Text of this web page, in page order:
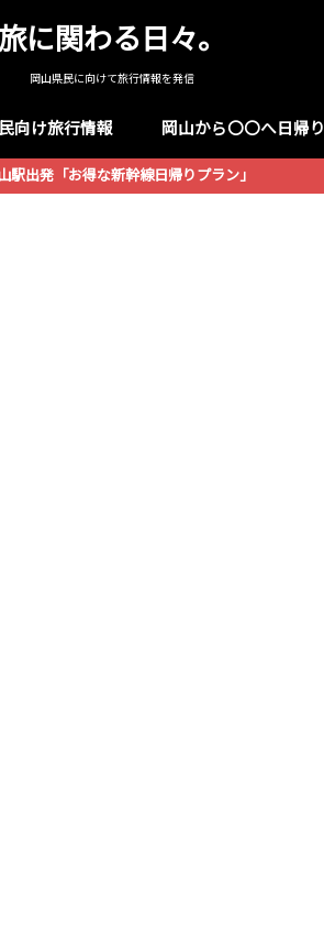
旅に関わる日々。
岡山県民に向けて旅行情報を発信
向け旅行情報 岡山から〇〇へ日帰り
駅出発「お得な新幹線日帰りプラン」